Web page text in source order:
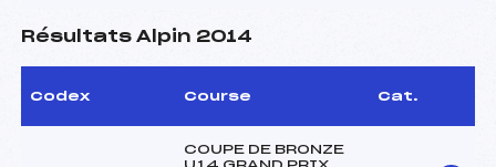
Résultats Alpin 2014
Codex Course Cat.
COUPE DE BRONZE
U14 GRAND PRIX